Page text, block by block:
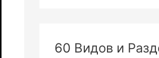
60 Видов и